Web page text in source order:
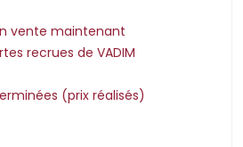
vente maintenant
recrues de VADIM
(prix réalisés)